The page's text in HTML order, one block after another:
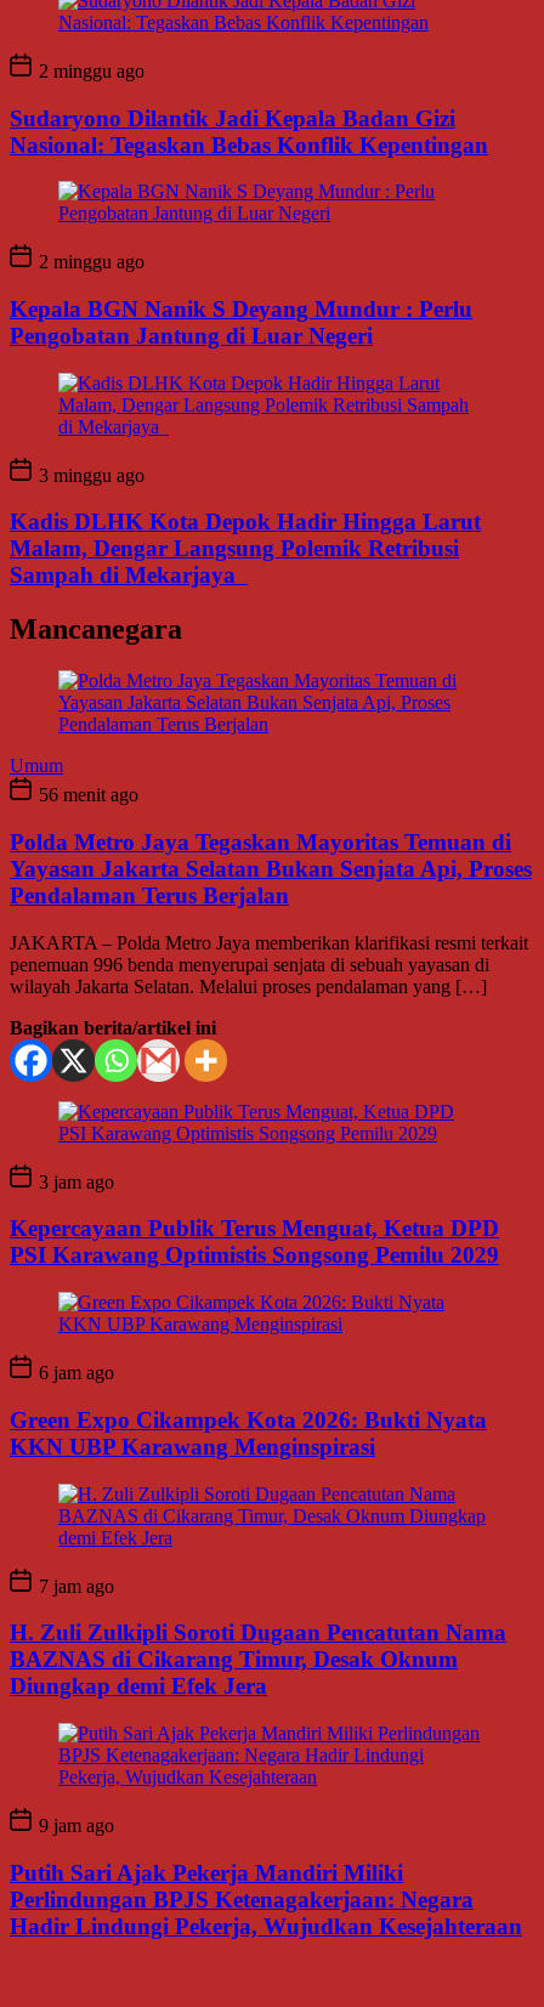
2 minggu ago
Sudaryono Dilantik Jadi Kepala Badan Gizi
Nasional: Tegaskan Bebas Konflik Kepentingan
2 minggu ago
Kepala BGN Nanik S Deyang Mundur : Perlu
Pengobatan Jantung di Luar Negeri
3 minggu ago
Kadis DLHK Kota Depok Hadir Hingga Larut
Malam, Dengar Langsung Polemik Retribusi
Sampah di Mekarjaya
Mancanegara
Umum
56 menit ago
Polda Metro Jaya Tegaskan Mayoritas Temuan di
Yayasan Jakarta Selatan Bukan Senjata Api, Proses
Pendalaman Terus Berjalan
JAKARTA – Polda Metro Jaya memberikan klarifikasi resmi terkait
penemuan 996 benda menyerupai senjata di sebuah yayasan di
wilayah Jakarta Selatan. Melalui proses pendalaman yang […]
Bagikan berita/artikel ini
3 jam ago
Kepercayaan Publik Terus Menguat, Ketua DPD
PSI Karawang Optimistis Songsong Pemilu 2029
6 jam ago
Green Expo Cikampek Kota 2026: Bukti Nyata
KKN UBP Karawang Menginspirasi
7 jam ago
H. Zuli Zulkipli Soroti Dugaan Pencatutan Nama
BAZNAS di Cikarang Timur, Desak Oknum
Diungkap demi Efek Jera
9 jam ago
Putih Sari Ajak Pekerja Mandiri Miliki
Perlindungan BPJS Ketenagakerjaan: Negara
Hadir Lindungi Pekerja, Wujudkan Kesejahteraan